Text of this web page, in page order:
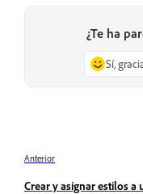
¿Te ha
Sí,
Anterior
Crear y asignar estilos a